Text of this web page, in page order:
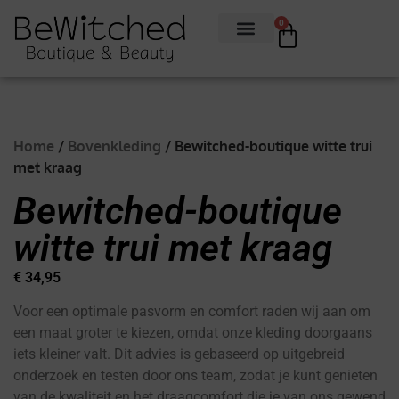
0
Home / Bovenkleding / Bewitched-boutique witte trui
met kraag
Bewitched-boutique
witte trui met kraag
€ 34,95
Voor een optimale pasvorm en comfort raden wij aan om
een maat groter te kiezen, omdat onze kleding doorgaans
iets kleiner valt. Dit advies is gebaseerd op uitgebreid
onderzoek en testen door ons team, zodat je kunt genieten